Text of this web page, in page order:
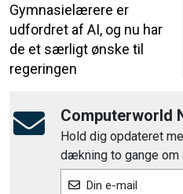
Gymnasielærere er
udfordret af AI, og nu har
de et særligt ønske til
regeringen
Computerworld
Hold dig opdateret
dækning to gange om
Din e-mail